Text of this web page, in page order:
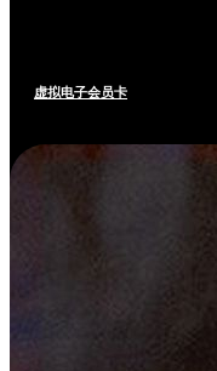
虚拟电子会员卡